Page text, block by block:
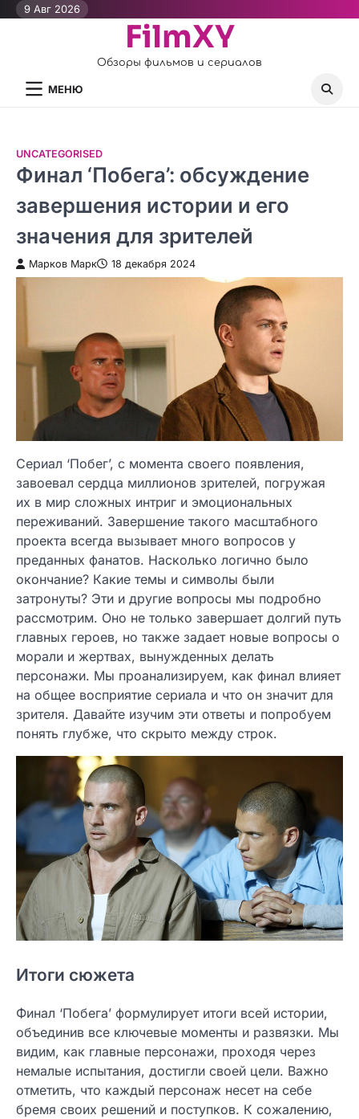
Перейти9 Авг 2026
FilmXY
Обзоры фильмов и сериалов
МЕНЮ
UNCATEGORISED
Финал ‘Побега’: обсуждение
завершения истории и его
значения для зрителей
Марков Марк 18 декабря 2024
Сериал ‘Побег’, с момента своего появления,
завоевал сердца миллионов зрителей, погружая
их в мир сложных интриг и эмоциональных
переживаний. Завершение такого масштабного
проекта всегда вызывает много вопросов у
преданных фанатов. Насколько логично было
окончание? Какие темы и символы были
затронуты? Эти и другие вопросы мы подробно
рассмотрим. Оно не только завершает долгий путь
главных героев, но также задает новые вопросы о
морали и жертвах, вынужденных делать
персонажи. Мы проанализируем, как финал влияет
на общее восприятие сериала и что он значит для
зрителя. Давайте изучим эти ответы и попробуем
понять глубже, что скрыто между строк.
Итоги сюжета
Финал ‘Побега’ формулирует итоги всей истории,
объединив все ключевые моменты и развязки. Мы
видим, как главные персонажи, проходя через
немалые испытания, достигли своей цели. Важно
отметить, что каждый персонаж несет на себе
бремя своих решений и поступков. К сожалению,